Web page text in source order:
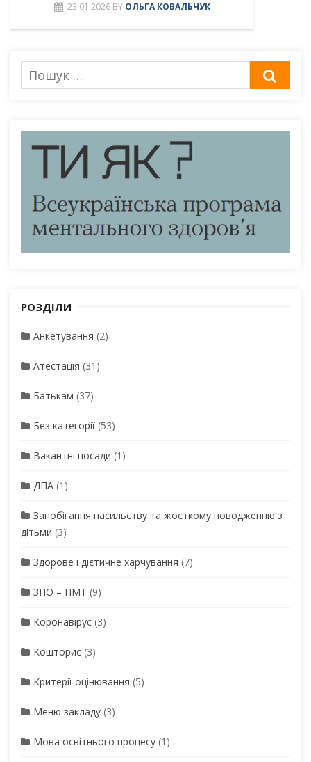
23.01.2026 BY ОЛЬГА КОВАЛЬЧУК
Пошук
для:
РОЗДІЛИ
Анкетування (2)
Атестація (31)
Батькам (37)
Без категорії (53)
Вакантні посади (1)
ДПА (1)
Запобігання насильству та жосткому поводженню з
дітьми (3)
Здорове і дієтичне харчування (7)
ЗНО – НМТ (9)
Коронавірус (3)
Кошторис (3)
Критерії оцінювання (5)
Меню закладу (3)
Мова освітнього процесу (1)